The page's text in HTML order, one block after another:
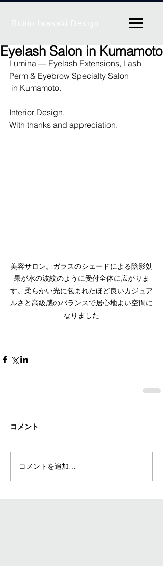
Eyelash Salon in Kumamoto
Lumina — Eyelash Extensions, Lash
Perm & Eyebrow Specialty Salon
in Kumamoto.
Interior Design.
With thanks and appreciation.
美容サロン。ガラスのシェードによる陰影効
果が水の波紋のように受付全体に広がりま
す。柔らかい光に包まれたほど良いカジュア
ルさと高級感のバランスで居心地よい空間に
なりました
コメント
コメントを追加…